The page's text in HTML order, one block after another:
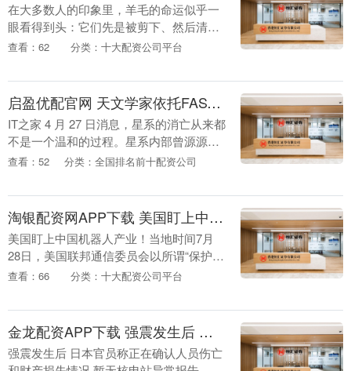
在大多数人的印象里，羊毛的命运似乎一
眼看得到头：它们先是被剪下、然后清
洗、纺纱，最后变成毛衣或地毯等织物。
业淘汰的“废料”，....
查看：62 分类：十大配资公司平台
启盈优配官网 天文学家依托FAST等望远镜破解星系快速熄火谜题
IT之家 4 月 27 日消息，星系的消亡从来都
不是一个温和的过程。星系内部曾源源不
断孕育出亿万颗恒星的造星工厂，会骤然
其来....
查看：52 分类：全国排名前十配资公司
淘银配资网APP下载 美国盯上中国机器人产业 畏惧科技领跑
美国盯上中国机器人产业！当地时间7月
28日，美国联邦通信委员会以所谓“保护供
应链”的名义，宣布对中国新型机器人和逆
际技术经济....
查看：66 分类：十大配资公司平台
金龙配资APP下载 强震发生后 日本官员称正在确认人员伤亡和财产损失情况 暂无核电站异常报告
强震发生后 日本官员称正在确认人员伤亡